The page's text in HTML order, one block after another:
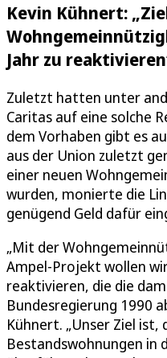
Kevin Kühnert:
Jahr zu
Zuletzt hatten unter
Caritas auf eine solche
dem Vorhaben gibt es
aus der Union zuletzt
einer neuen
wurden, monierte die
genügend Geld dafür
„Mit der
Ampel-Projekt wollen
reaktivieren, die die
Bundesregierung 1990
Kühnert. „Unser Ziel ist,
Bestandswohnungen in